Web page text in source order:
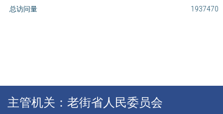
总访问量 1937470
主管机关：老街省人民委员会